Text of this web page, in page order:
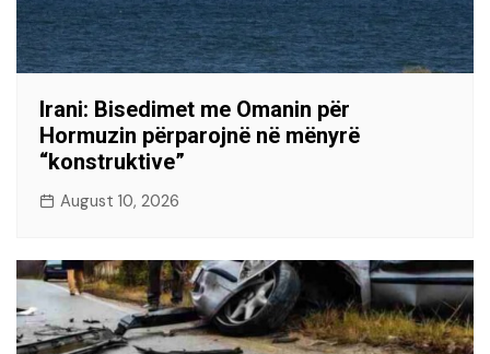
Irani: Bisedimet me Omanin për
Hormuzin përparojnë në mënyrë
“konstruktive”
August 10, 2026